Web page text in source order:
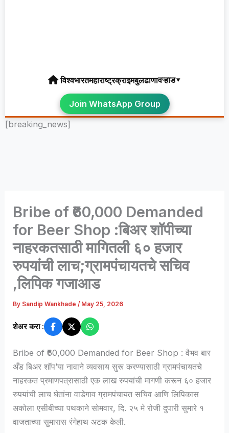
विश्वभारतमहाराष्ट्रक्राइमबुलढाणावऱ्हाड▾
Join WhatsApp Group
[breaking_news]
Bribe of ₹60,000 Demanded
for Beer Shop :बिअर शॉपीच्या
नाहरकतसाठी मागितली ६० हजार
रुपयांची लाच;ग्रामपंचायतचे सचिव
,लिपिक गजाआड
By Sandip Wankhade/ May 25, 2026
शेअर करा :
Bribe of ₹60,000 Demanded for Beer Shop : वैभव बार
अँड बिअर शॉप’या नावाने व्यवसाय सुरू करण्यासाठी ग्रामपंचायतचे
नाहरकत प्रमाणपत्रासाठी एक लाख रुपयांची मागणी करून ६० हजार
रुपयांची लाच घेतांना वाडेगाव ग्रामपंचायत सचिव आणि लिपिकास
अकोला एसीबीच्या पथकाने सोमवार, दि. २५ मे रोजी दुपारी सुमारे १
वाजताच्या सुमारास रंगेहाथ अटक केली.